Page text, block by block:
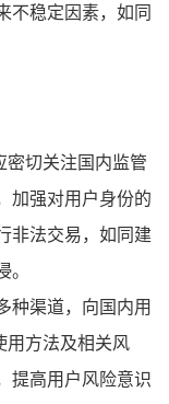
不稳定因素，如同
密切关注国内监管
加强对用户身份的
非法交易，如同建
。
种渠道，向国内用
用方法及相关风
提高用户风险意识